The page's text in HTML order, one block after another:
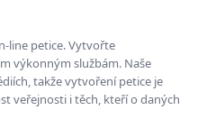
line petice. Vytvořte
výkonným službám. Naše
takže vytvoření petice je
veřejnosti i těch, kteří o daných